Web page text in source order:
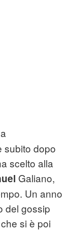
subito dopo
scelto alla
Galiano,
Un anno
del gossip
che si è poi